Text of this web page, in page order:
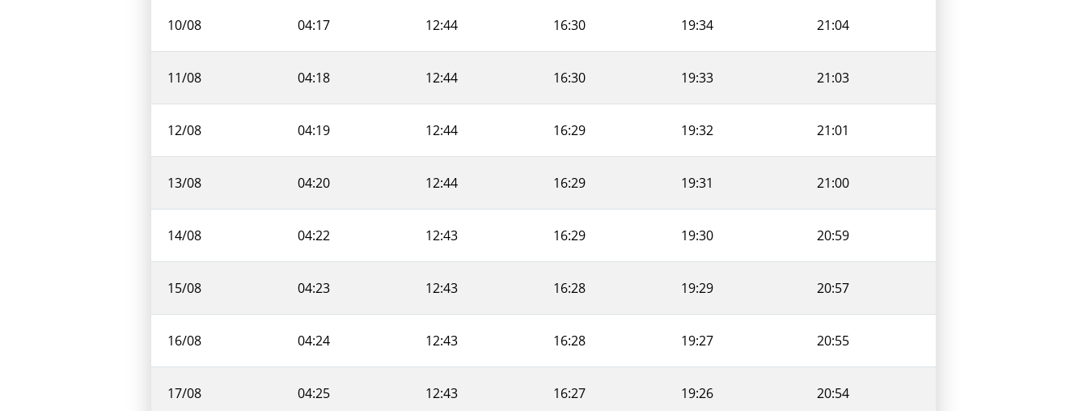
10/08 04:17 12:44 16:30 19:34 21:04
11/08 04:18 12:44 16:30 19:33 21:03
12/08 04:19 12:44 16:29 19:32 21:01
13/08 04:20 12:44 16:29 19:31 21:00
14/08 04:22 12:43 16:29 19:30 20:59
15/08 04:23 12:43 16:28 19:29 20:57
16/08 04:24 12:43 16:28 19:27 20:55
17/08 04:25 12:43 16:27 19:26 20:54